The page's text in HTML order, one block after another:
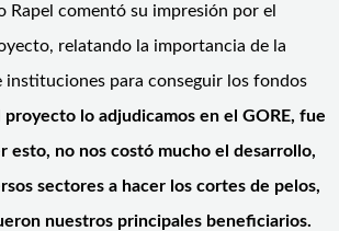
Rapel comentó su impresión por el
relatando la importancia de la
instituciones para conseguir los fondos
proyecto lo adjudicamos en el GORE, fue
esto, no nos costó mucho el desarrollo,
sectores a hacer los cortes de pelos,
nuestros principales beneficiarios.